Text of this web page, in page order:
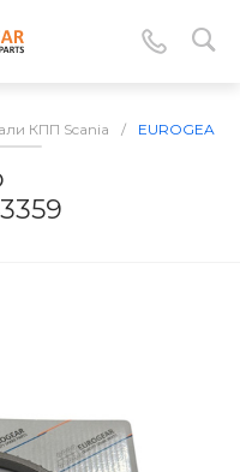
КПП Scania / EUROGEAR